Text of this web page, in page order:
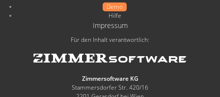
Demo
Hilfe
Impressum
Für den Inhalt verantwortlich:
Zimmersoftware KG
Stammersdorfer Str. 420/16